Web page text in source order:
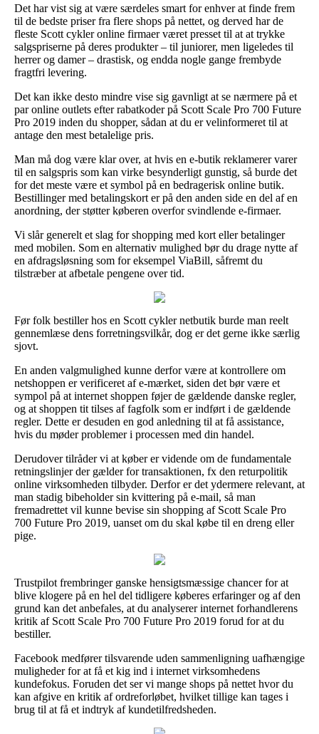
Det har vist sig at være særdeles smart for enhver at finde frem
til de bedste priser fra flere shops på nettet, og derved har de
fleste Scott cykler online firmaer været presset til at at trykke
salgspriserne på deres produkter – til juniorer, men ligeledes til
herrer og damer – drastisk, og endda nogle gange frembyde
fragtfri levering.
Det kan ikke desto mindre vise sig gavnligt at se nærmere på et
par online outlets efter rabatkoder på Scott Scale Pro 700 Future
Pro 2019 inden du shopper, sådan at du er velinformeret til at
antage den mest betalelige pris.
Man må dog være klar over, at hvis en e-butik reklamerer varer
til en salgspris som kan virke besynderligt gunstig, så burde det
for det meste være et symbol på en bedragerisk online butik.
Bestillinger med betalingskort er på den anden side en del af en
anordning, der støtter køberen overfor svindlende e-firmaer.
Vi slår generelt et slag for shopping med kort eller betalinger
med mobilen. Som en alternativ mulighed bør du drage nytte af
en afdragsløsning som for eksempel ViaBill, såfremt du
tilstræber at afbetale pengene over tid.
Før folk bestiller hos en Scott cykler netbutik burde man reelt
gennemlæse dens forretningsvilkår, dog er det gerne ikke særlig
sjovt.
En anden valgmulighed kunne derfor være at kontrollere om
netshoppen er verificeret af e-mærket, siden det bør være et
sympol på at internet shoppen føjer de gældende danske regler,
og at shoppen tit tilses af fagfolk som er indført i de gældende
regler. Dette er desuden en god anledning til at få assistance,
hvis du møder problemer i processen med din handel.
Derudover tilråder vi at køber er vidende om de fundamentale
retningslinjer der gælder for transaktionen, fx den returpolitik
online virksomheden tilbyder. Derfor er det ydermere relevant, at
man stadig bibeholder sin kvittering på e-mail, så man
fremadrettet vil kunne bevise sin shopping af Scott Scale Pro
700 Future Pro 2019, uanset om du skal købe til en dreng eller
pige.
Trustpilot frembringer ganske hensigtsmæssige chancer for at
blive klogere på en hel del tidligere køberes erfaringer og af den
grund kan det anbefales, at du analyserer internet forhandlerens
kritik af Scott Scale Pro 700 Future Pro 2019 forud for at du
bestiller.
Facebook medfører tilsvarende uden sammenligning uafhængige
muligheder for at få et kig ind i internet virksomhedens
kundefokus. Foruden det ser vi mange shops på nettet hvor du
kan afgive en kritik af ordreforløbet, hvilket tillige kan tages i
brug til at få et indtryk af kundetilfredsheden.